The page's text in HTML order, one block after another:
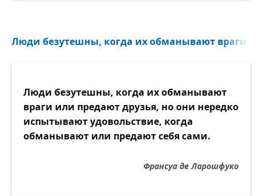
Люди безутешны, когда их обманывают враги
Люди безутешны, когда их обманывают
враги или предают друзья, но они нередко
испытывают удовольствие, когда
обманывают или предают себя сами.
Франсуа де Ларошфуко